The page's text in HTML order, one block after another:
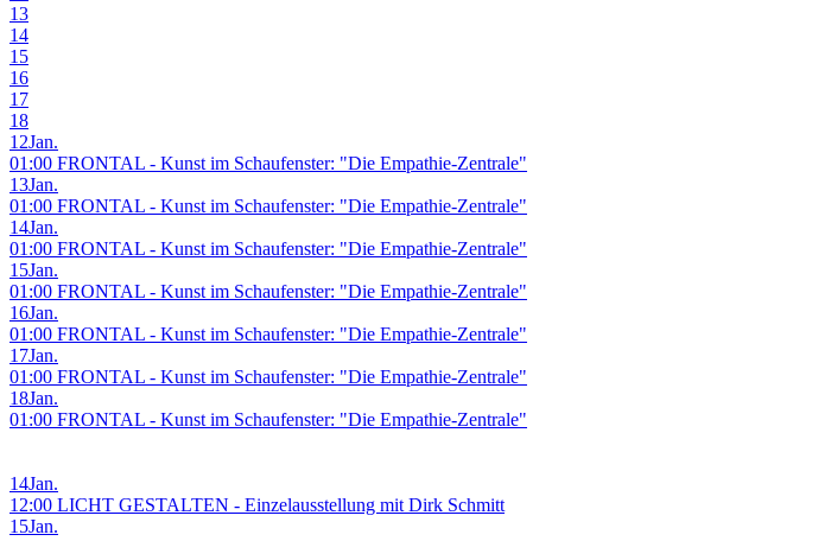
13
14
15
16
17
18
12Jan.
01:00 FRONTAL - Kunst im Schaufenster: "Die Empathie-Zentrale"
13Jan.
01:00 FRONTAL - Kunst im Schaufenster: "Die Empathie-Zentrale"
14Jan.
01:00 FRONTAL - Kunst im Schaufenster: "Die Empathie-Zentrale"
15Jan.
01:00 FRONTAL - Kunst im Schaufenster: "Die Empathie-Zentrale"
16Jan.
01:00 FRONTAL - Kunst im Schaufenster: "Die Empathie-Zentrale"
17Jan.
01:00 FRONTAL - Kunst im Schaufenster: "Die Empathie-Zentrale"
18Jan.
01:00 FRONTAL - Kunst im Schaufenster: "Die Empathie-Zentrale"
14Jan.
12:00 LICHT GESTALTEN - Einzelausstellung mit Dirk Schmitt
15Jan.